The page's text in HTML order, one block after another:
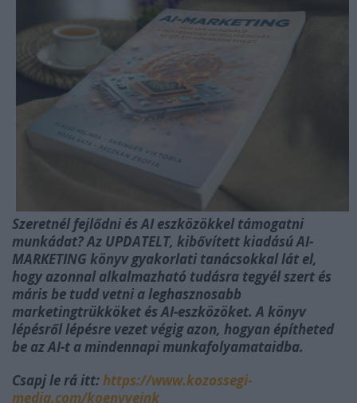
Szeretnél fejlődni és AI eszközökkel támogatni
munkádat?Az UPDATELT, kibővített kiadású AI-
MARKETING könyv gyakorlati tanácsokkal lát el,
hogy azonnal alkalmazható tudásra tegyél szert és
máris be tudd vetni a leghasznosabb
marketingtrükköket és AI-eszközöket. A könyv
lépésről lépésre vezet végig azon, hogyan építheted
be az AI-t a mindennapi munkafolyamataidba.
Csapj le rá itt:https://www.kozossegi-
media.com/koenyveink